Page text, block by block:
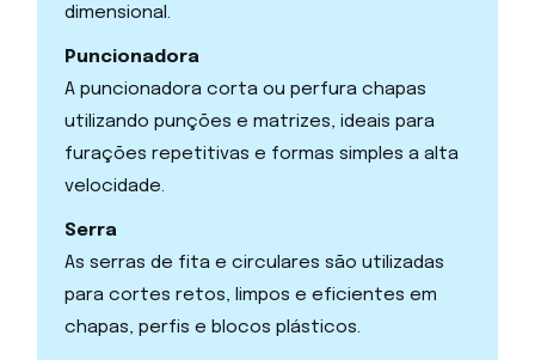
dimensional.
Puncionadora
A puncionadora corta ou perfura chapas
utilizando punções e matrizes, ideais para
furações repetitivas e formas simples a alta
velocidade.
Serra
As serras de fita e circulares são utilizadas
para cortes retos, limpos e eficientes em
chapas, perfis e blocos plásticos.